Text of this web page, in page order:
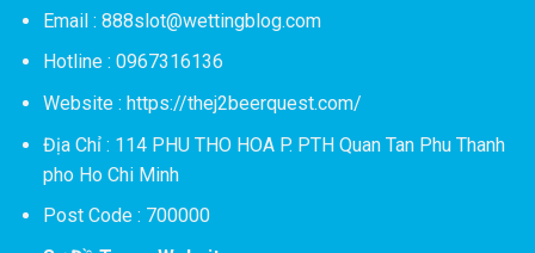
Email : 888slot@wettingblog.com
Hotline : 0967316136
Website : https://thej2beerquest.com/
Địa Chỉ : 114 PHU THO HOA P. PTH Quan Tan Phu Thanh
pho Ho Chi Minh
Post Code : 700000